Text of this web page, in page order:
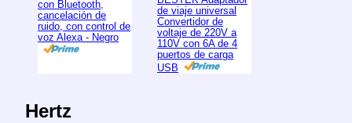
con Bluetooth,
cancelación de
ruido, con control de
voz Alexa - Negro
de viaje universal
Convertidor de
voltaje de 220V a
110V con 6A de 4
puertos de carga
USB
Hertz